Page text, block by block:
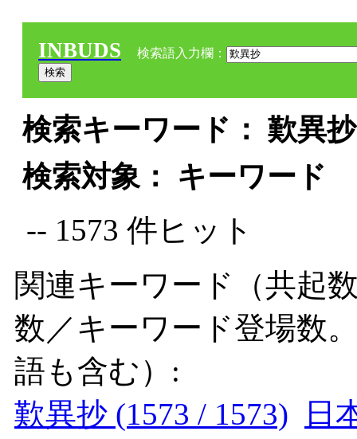
INBUDS 検索語入力欄：
検索キーワード： 歎異
検索対象： キーワード
-- 1573 件ヒット
関連キーワード（共起
数／キーワード登場数
語も含む）:
歎異抄 (1573 / 1573)
日